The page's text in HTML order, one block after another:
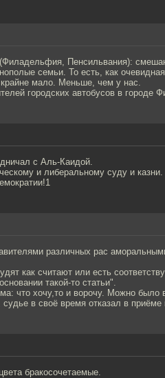
Пенсильвания):
семьи. То есть, как
мало. Меньше, чем у нас.
городских автобусов в городе
с Аль-Каидой.
и либеральному суду и казни.
различных рас
как считают или есть
такой-то статьи".
что хочу,то и ворочу. Можно
в своё время отказал в приёме
бракосочетаемые.